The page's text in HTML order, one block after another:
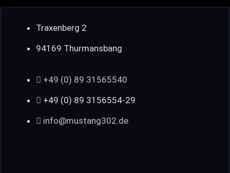
Traxenberg 2
94169 Thurmansbang
+49 (0) 89 31565540
+49 (0) 89 3156554-29
info@mustang302.de